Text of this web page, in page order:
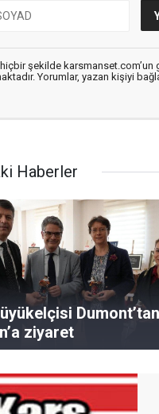
şekilde karsmanset.com’un
Yorumlar, yazan kişiyi
Haberler
Dumont’tan
ziyaret